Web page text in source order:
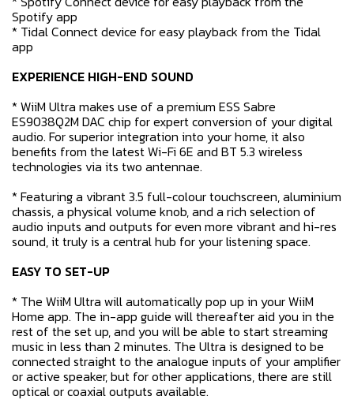
Spotify app
* Tidal Connect device for easy playback from the Tidal
app
EXPERIENCE HIGH-END SOUND
* WiiM Ultra makes use of a premium ESS Sabre
ES9038Q2M DAC chip for expert conversion of your digital
audio. For superior integration into your home, it also
benefits from the latest Wi-Fi 6E and BT 5.3 wireless
technologies via its two antennae.
* Featuring a vibrant 3.5 full-colour touchscreen, aluminium
chassis, a physical volume knob, and a rich selection of
audio inputs and outputs for even more vibrant and hi-res
sound, it truly is a central hub for your listening space.
EASY TO SET-UP
* The WiiM Ultra will automatically pop up in your WiiM
Home app. The in-app guide will thereafter aid you in the
rest of the set up, and you will be able to start streaming
music in less than 2 minutes. The Ultra is designed to be
connected straight to the analogue inputs of your amplifier
or active speaker, but for other applications, there are still
optical or coaxial outputs available.